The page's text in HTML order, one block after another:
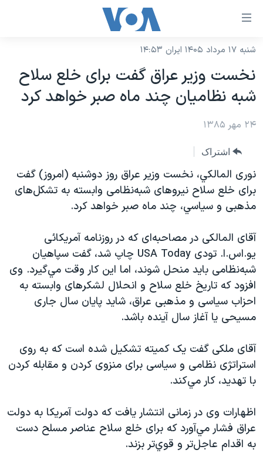
لینکهای
دسترسی
جهش
محتوای
اصلی
اصلی
جهش
به
جستجو
نسخه سبک وب‌سایت
موضوع ها
ایران
آمریکا
جهان
ورزشی
گزیده‌ها
ویژه برنامه‌ها
ویدیوها
فرهنگ و زندگی
حقوق شهروندی
اقتصادی
اسرائیل در جنگ
گالری عکس
برنامه های تلویزیونی
جدول برنامه ها
صفحه‌های ویژه
جام جهانی ۲۰۲۶
عملیات خشم حماسی
۲۵۰سالگی آمریکا
بایگانی برنامه‌های تلویزیونی
مستندها
انتخابات ریاست جمهوری آمریکا ۲۰۲۴
حمله جمهوری اسلامی به اسرائیل
ورزش زنان در ایران
اعتراضات زن، زندگی، آزادی
تریبونال مردمی آبان ۹۸
دادگاه حمید نوری
فرکانس‌های صدای آمریکا
پخش رادیویی
یادگیری زبان انگلیسی
دنبال کنید
زبانهای مختلف
شنبه ۱۷ مرداد ۱۴۰۵ ایران ۱۴:۵۳
نخست وزير عراق گفت برای خلع سلاح
شبه نظاميان چند ماه صبر خواهد کرد
۲۴ مهر ۱۳۸۵
اشتراک
نوری المالکي، نخست وزير عراق روز دوشنبه (امروز) گفت
برای خلع سلاح نيروهای شبه‌نظامی وابسته به تشکل‌های
مذهبی و سياسي، چند ماه صبر خواهد کرد.
آقای المالکی در مصاحبه‌ای که در روزنامه آمريکائی
يو.اس.ا. تودی USA Today چاپ شد، گفت سپاهيان
شبه‌نظامی بايد منحل شوند، اما اين کار وقت مي‌گيرد. وی
افزود که تاريخ خلع سلاح و انحلال لشکرهای وابسته به
احزاب سياسی و مذهبی عراق، شايد پايان سال جاری
مسيحی يا آغاز سال آينده باشد.
آقای ملکی گفت يک کميته تشکيل شده است که به روی
استراتژی نظامی و سياسی برای منزوی کردن و مقابله کردن
با تهديد، کار مي‌کند.
اظهارات وی در زمانی انتشار يافت که دولت آمريکا به دولت
عراق فشار مي‌آورد که برای خلع سلاح عناصر مسلح دست
به اقدام عاجل‌تر و قوي‌تر بزند.